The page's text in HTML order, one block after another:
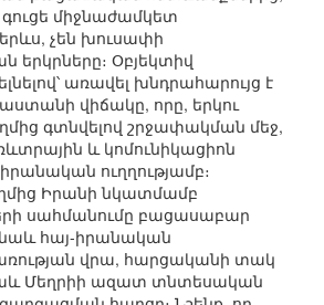
միջնաժամկետ
չեն խուսափի
երկրները։ Օբյեկտիվ
առավել խնդրահարույց է
վիճակը, որը, երկու
գտնվելով շրջափակման մեջ,
և կոմունիկացիոն
իրանական ուղղությամբ։
Իրանի նկատմամբ
սահմանումը բացասաբար
հայ-իրանական
վրա, հարցականի տակ
Մեղրիի ազատ տնտեսական